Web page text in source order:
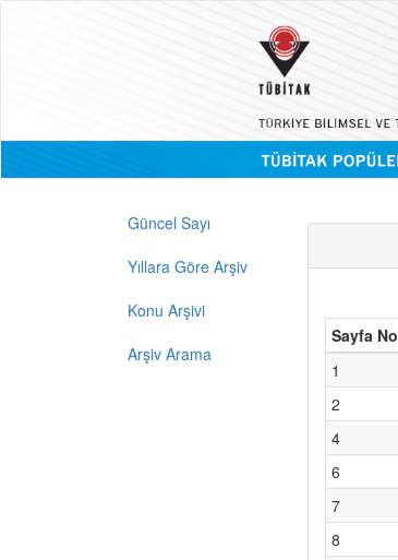
Güncel Sayı
Yıllara Göre Arşiv
Konu Arşivi
Arşiv Arama
Sayfa No
1
2
4
6
7
8